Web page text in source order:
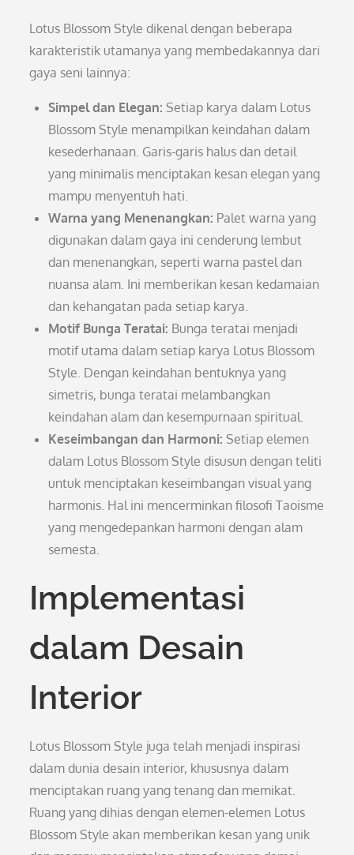
Lotus Blossom Style dikenal dengan beberapa
karakteristik utamanya yang membedakannya dari
gaya seni lainnya:
Simpel dan Elegan: Setiap karya dalam Lotus
Blossom Style menampilkan keindahan dalam
kesederhanaan. Garis-garis halus dan detail
yang minimalis menciptakan kesan elegan yang
mampu menyentuh hati.
Warna yang Menenangkan: Palet warna yang
digunakan dalam gaya ini cenderung lembut
dan menenangkan, seperti warna pastel dan
nuansa alam. Ini memberikan kesan kedamaian
dan kehangatan pada setiap karya.
Motif Bunga Teratai: Bunga teratai menjadi
motif utama dalam setiap karya Lotus Blossom
Style. Dengan keindahan bentuknya yang
simetris, bunga teratai melambangkan
keindahan alam dan kesempurnaan spiritual.
Keseimbangan dan Harmoni: Setiap elemen
dalam Lotus Blossom Style disusun dengan teliti
untuk menciptakan keseimbangan visual yang
harmonis. Hal ini mencerminkan filosofi Taoisme
yang mengedepankan harmoni dengan alam
semesta.
Implementasi
dalam Desain
Interior
Lotus Blossom Style juga telah menjadi inspirasi
dalam dunia desain interior, khususnya dalam
menciptakan ruang yang tenang dan memikat.
Ruang yang dihias dengan elemen-elemen Lotus
Blossom Style akan memberikan kesan yang unik